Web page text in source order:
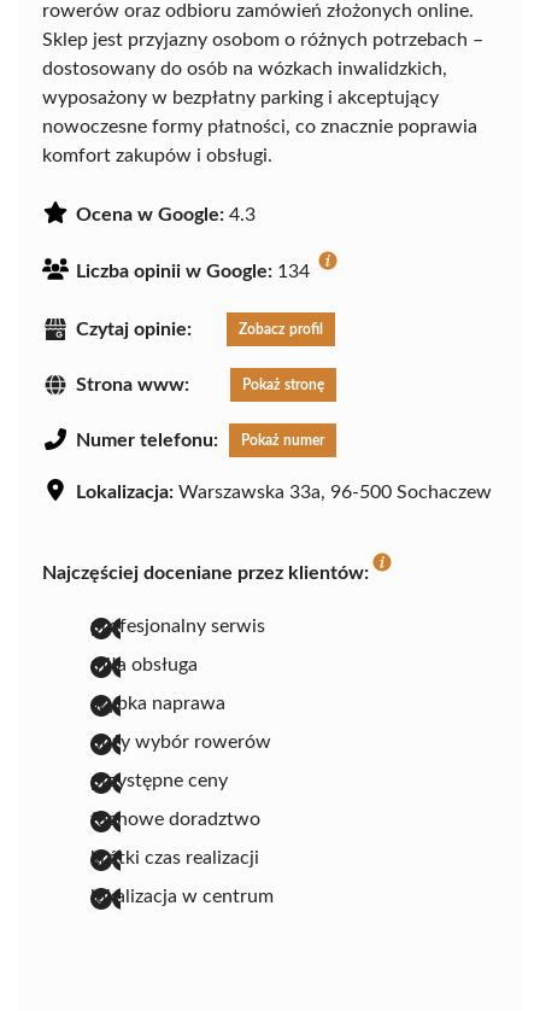
rowerów oraz odbioru zamówień złożonych online.
Sklep jest przyjazny osobom o różnych potrzebach –
dostosowany do osób na wózkach inwalidzkich,
wyposażony w bezpłatny parking i akceptujący
nowoczesne formy płatności, co znacznie poprawia
komfort zakupów i obsługi.
Ocena w Google: 4.3
Liczba opinii w Google: 134
Czytaj opinie: Zobacz profil
Strona www: Pokaż stronę
Numer telefonu: Pokaż numer
Lokalizacja: Warszawska 33a, 96-500 Sochaczew
Najczęściej doceniane przez klientów:
profesjonalny serwis
miła obsługa
szybka naprawa
duży wybór rowerów
przystępne ceny
fachowe doradztwo
krótki czas realizacji
lokalizacja w centrum